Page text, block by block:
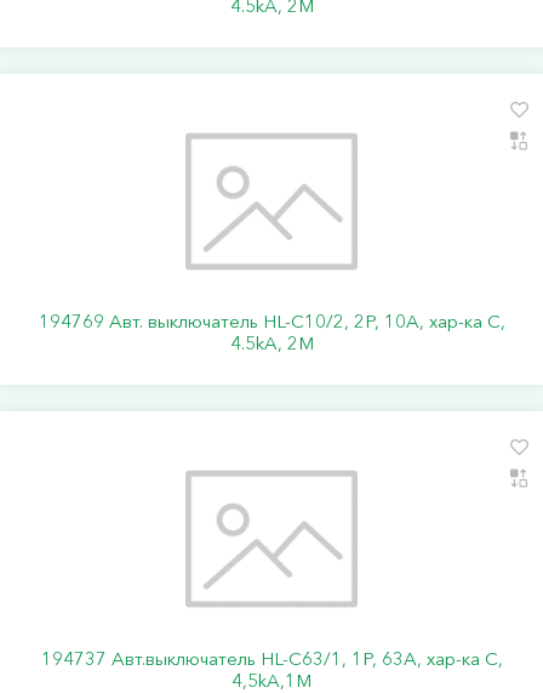
4.5kA, 2M
194769 Авт. выключатель HL-C10/2, 2P, 10A, хар-ка C,
4.5kA, 2M
194737 Авт.выключатель HL-C63/1, 1Р, 63А, хар-ка С,
4,5kA,1M